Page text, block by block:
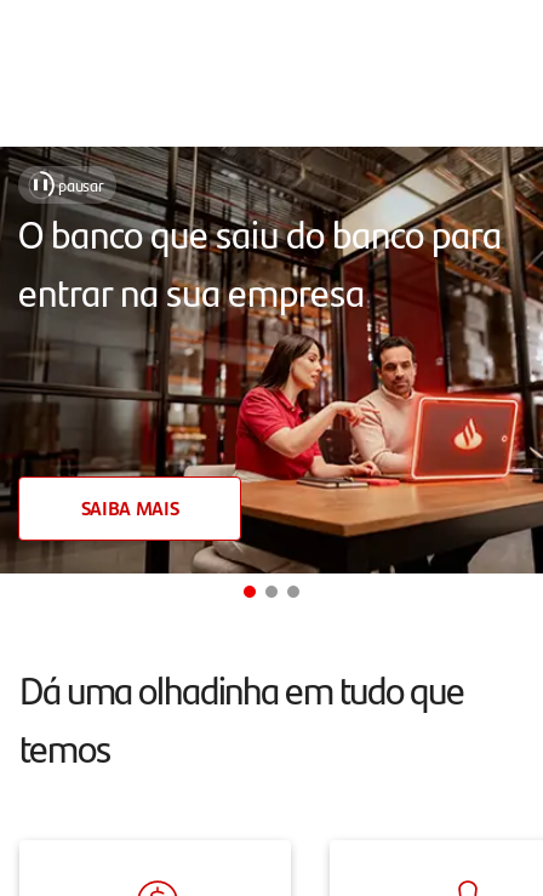
Soluções
para
sua
empresa,
com
atendimento
próximo,
chat
humanizado,
conta
sem
mensalidade.
❚❚ pausar
O banco que saiu do banco para
entrar na sua empresa
SAIBA MAIS
Dá uma olhadinha em tudo que
temos